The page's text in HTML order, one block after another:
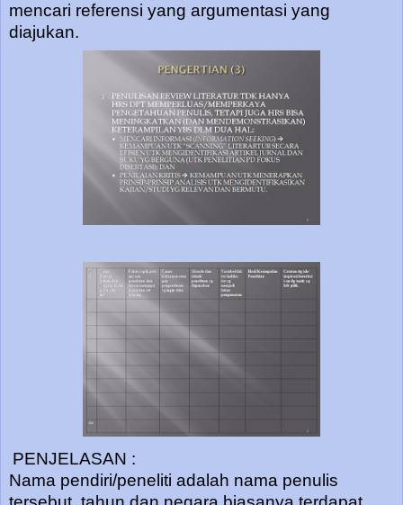
mencari referensi yang argumentasi yang
diajukan.
PENJELASAN :
Nama pendiri/peneliti adalah nama penulis